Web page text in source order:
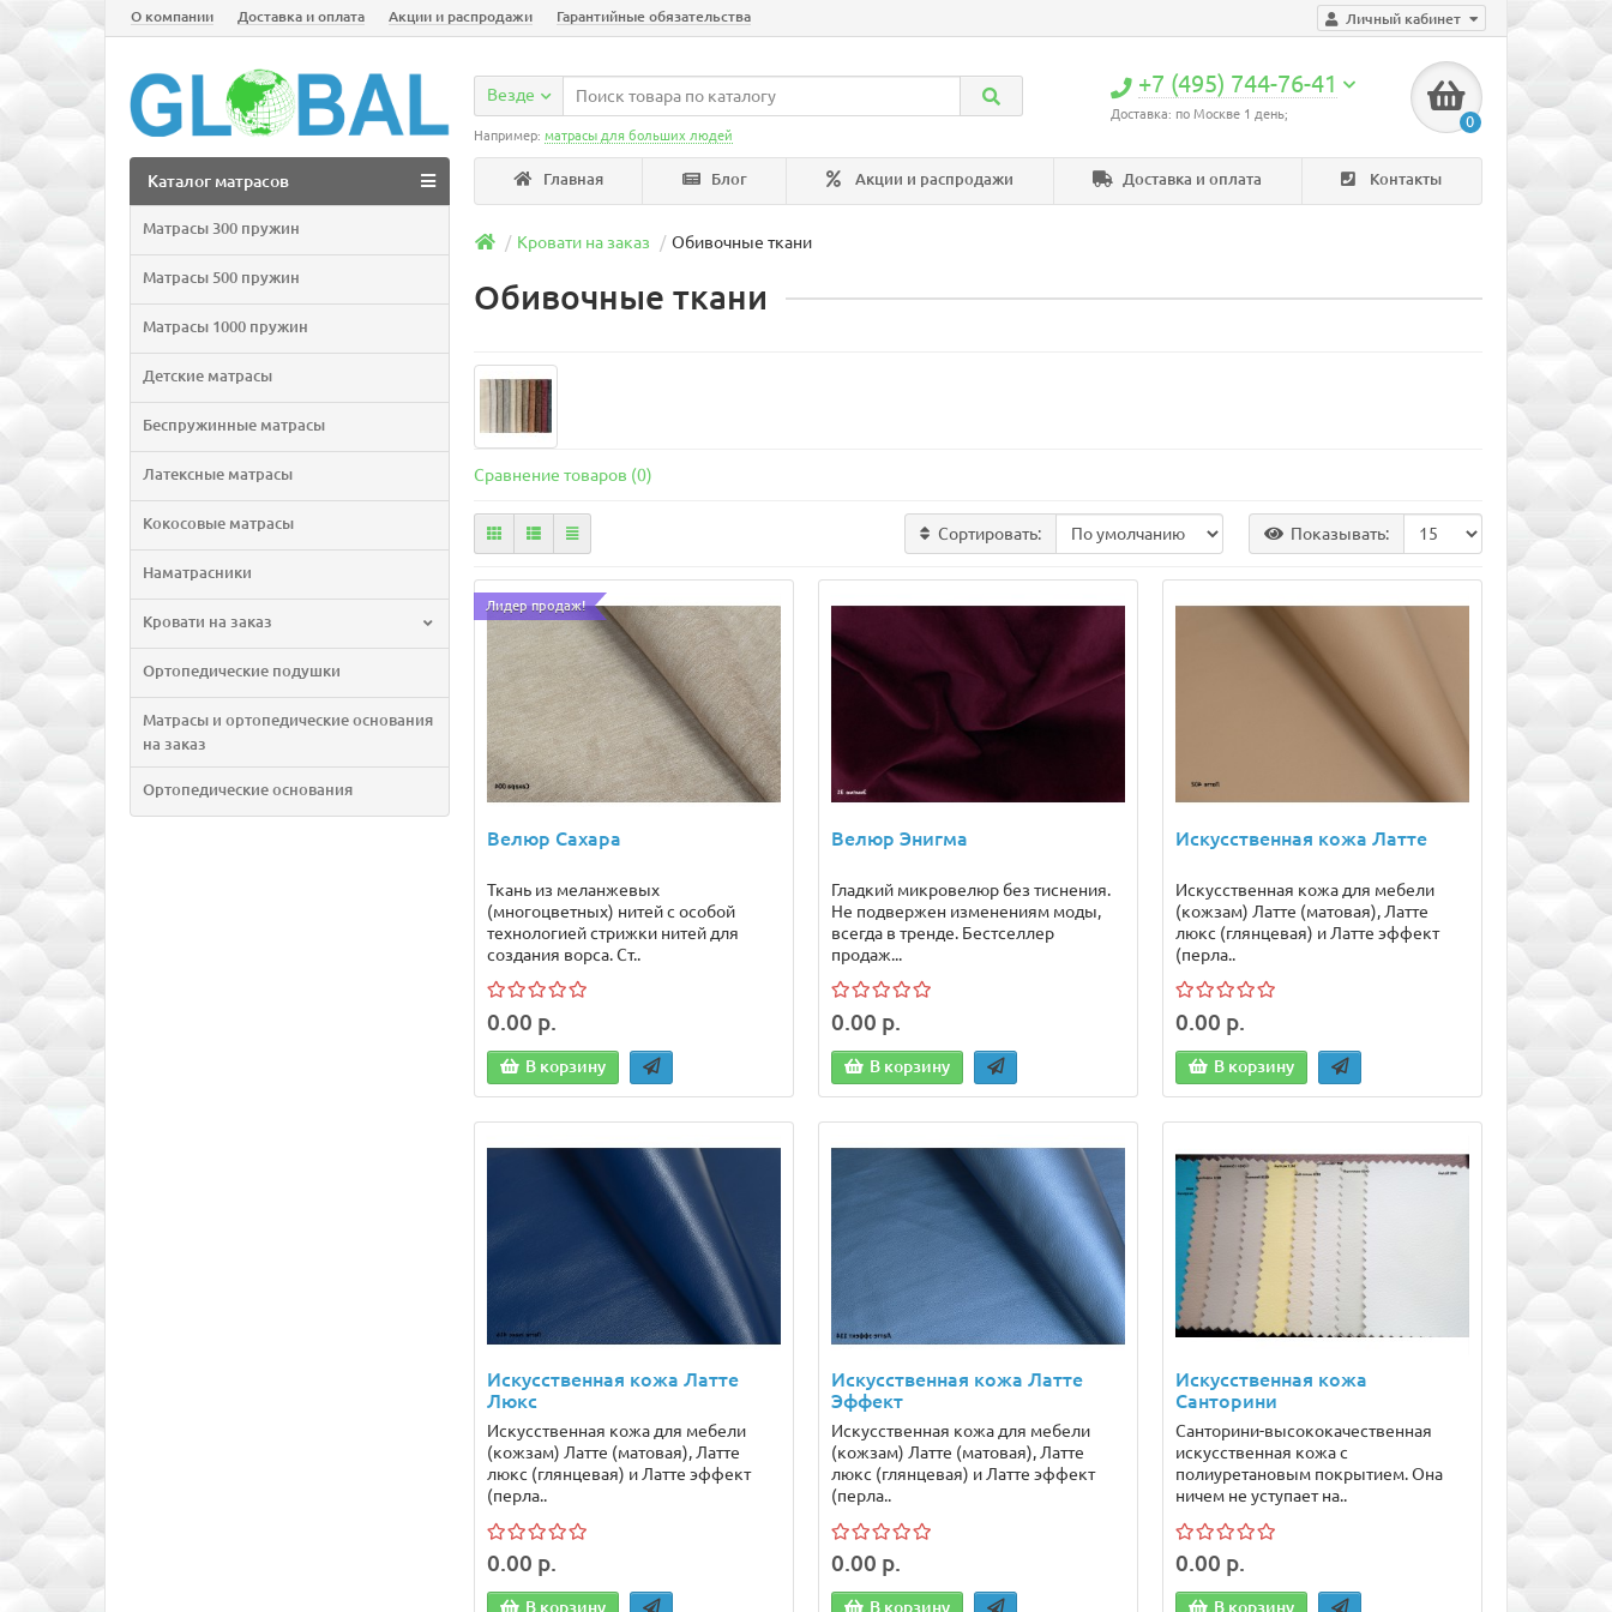
Личный кабинет
О компании Доставка и оплата Акции и распродажи Гарантийные обязательства
+7 (495) 744-76-41
Доставка: по Москве 1 день; 0
Везде
Например: матрасы для больших людей
Главная Блог Акции и распродажи Доставка и оплата Контакты
Каталог матрасов
Матрасы 300 пружин
Матрасы 500 пружин
Матрасы 1000 пружин
Детские матрасы
Беспружинные матрасы
Латексные матрасы
Кокосовые матрасы
Наматрасники
Кровати на заказ
Ортопедические подушки
Матрасы и ортопедические основания
на заказ
Ортопедические основания
Кровати на заказ Обивочные ткани
Обивочные ткани
Сравнение товаров (0)
Сортировать: Показывать:
Лидер продаж!
Велюр Сахара
Ткань из меланжевых
(многоцветных) нитей с особой
технологией стрижки нитей для
создания ворса. Ст..
0.00 р.
В корзину
Велюр Энигма
Гладкий микровелюр без тиснения.
Не подвержен изменениям моды,
всегда в тренде. Бестселлер
продаж...
0.00 р.
В корзину
Искусственная кожа Латте
Искусственная кожа для мебели
(кожзам) Латте (матовая), Латте
люкс (глянцевая) и Латте эффект
(перла..
0.00 р.
В корзину
Искусственная кожа Латте
Люкс
Искусственная кожа для мебели
(кожзам) Латте (матовая), Латте
люкс (глянцевая) и Латте эффект
(перла..
0.00 р.
В корзину
Искусственная кожа Латте
Эффект
Искусственная кожа для мебели
(кожзам) Латте (матовая), Латте
люкс (глянцевая) и Латте эффект
(перла..
0.00 р.
В корзину
Искусственная кожа
Санторини
Санторини-высококачественная
искусственная кожа с
полиуретановым покрытием. Она
ничем не уступает на..
0.00 р.
В корзину